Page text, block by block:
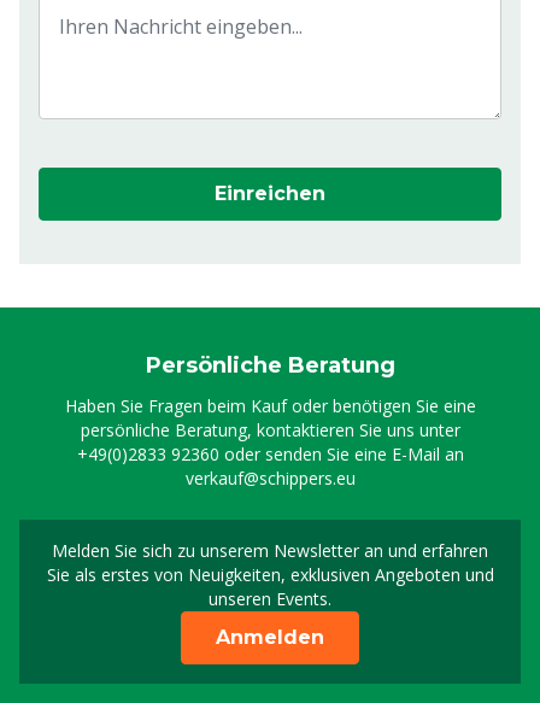
Einreichen
Persönliche Beratung
Haben Sie Fragen beim Kauf oder benötigen Sie eine
persönliche Beratung, kontaktieren Sie uns unter
+49(0)2833 92360 oder senden Sie eine E-Mail an
verkauf@schippers.eu
Melden Sie sich zu unserem Newsletter an und erfahren
Sie als erstes von Neuigkeiten, exklusiven Angeboten und
unseren Events.
Melden Sie sich für
Anmelden